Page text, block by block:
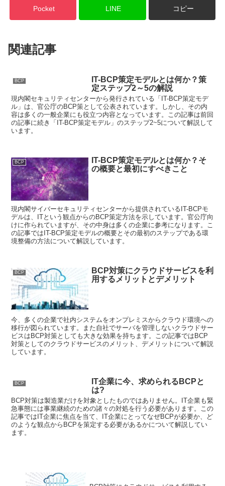
Pocket LINE コピー
関連記事
BCP
IT-BCP策定モデルとは何か？策
定ステップ2～5の解説
現内閣セキュリティセンターから発行されている「IT-BCP策定モデ
ル」は、官公庁のBCP策として公表されています。しかし、その内
容は多くの一般企業にも役立つ内容となっています。この記事は前回
の記事に続き「IT-BCP策定モデル」のステップ2~5について解説して
います。
BCP
IT-BCP策定モデルとは何か？そ
の概要と最初にすべきこと
現内閣サイバーセキュリティセンターから提供されているIT-BCPモ
デルは、ITという観点からのBCP策定方法を示しています。官公庁向
けに作られていますが、その中身は多くの企業に参考になります。こ
の記事ではIT-BCP策定モデルの概要とその最初のステップである環
境整備の方法について解説しています。
BCP
BCP対策にクラウドサービスを利
用するメリットとデメリット
今、多くの企業で社内システムをオンプレミスからクラウド環境への
移行が図られています。また自社でサーバを管理しないクラウドサー
ビスはBCP対策としても大きな効果を持ちます。この記事ではBCP
対策としてのクラウドサービスのメリット、デメリットについて解説
しています。
BCP
IT企業に今、求められるBCPと
は?
BCP対策は製造業だけを対象としたものではありません。IT企業も緊
急事態には事業継続のための諸々の対処を行う必要があります。この
記事ではIT企業に焦点を当て、IT企業にとってなぜBCPが必要か、ど
のような観点からBCPを策定する必要があるかについて解説してい
ます。